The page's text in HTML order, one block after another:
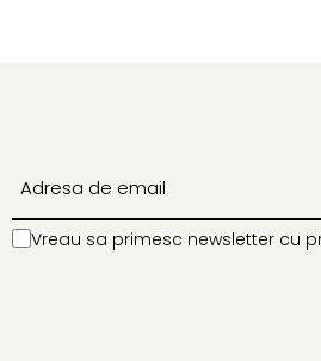
Vreau sa primesc newsletter cu